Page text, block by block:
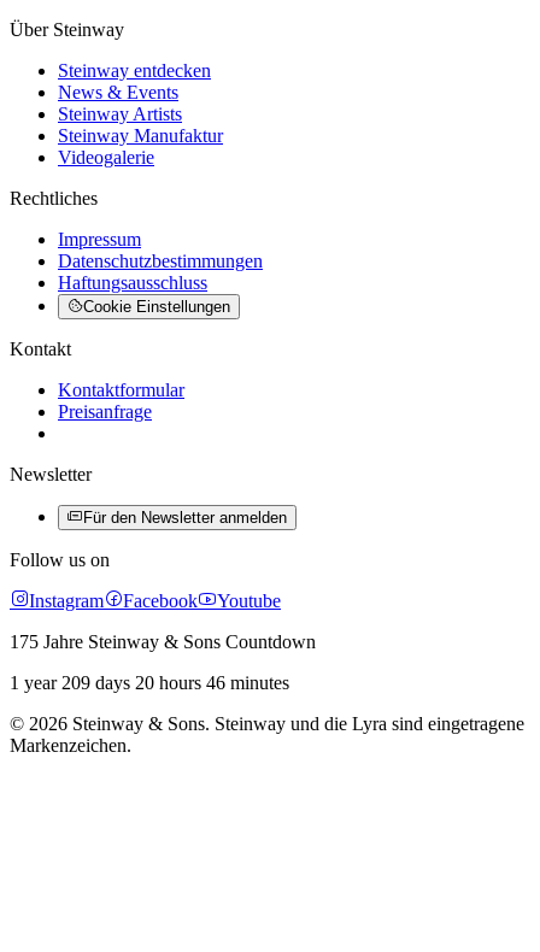
Über Steinway
Steinway entdecken
News & Events
Steinway Artists
Steinway Manufaktur
Videogalerie
Rechtliches
Impressum
Datenschutzbestimmungen
Haftungsausschluss
Cookie Einstellungen
Kontakt
Kontaktformular
Preisanfrage
Newsletter
Für den Newsletter anmelden
Follow us on
Instagram
Facebook
Youtube
175 Jahre Steinway & Sons Countdown
1 year 209 days 20 hours 46 minutes
© 2026 Steinway & Sons. Steinway und die Lyra sind eingetragene
Markenzeichen.